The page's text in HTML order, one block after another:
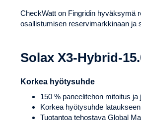
CheckWatt on Fingridin hyväksymä
osallistumisen reservimarkkinaan ja
Solax X3-Hybrid-
Korkea hyötysuhde
150 % paneelitehon mitoitus
Korkea hyötysuhde
Tuotantoa tehostava Global